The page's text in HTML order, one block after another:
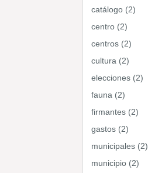
catálogo (2)
centro (2)
centros (2)
cultura (2)
elecciones (2)
fauna (2)
firmantes (2)
gastos (2)
municipales (2)
municipio (2)